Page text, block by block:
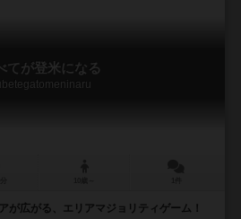
てが登米になる
広がる、エリアマジョリティゲーム！